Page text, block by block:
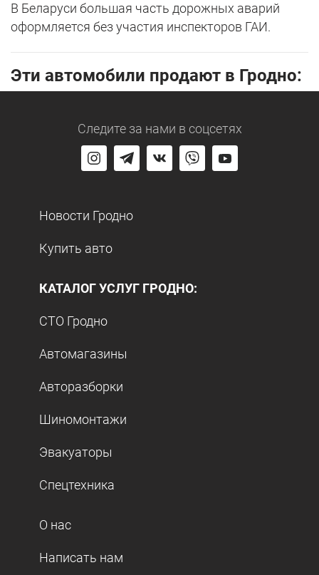
В Беларуси большая часть дорожных аварий
оформляется без участия инспекторов ГАИ.
Эти автомобили продают в Гродно:
Следите за нами в соцсетях
Новости Гродно
Купить авто
КАТАЛОГ УСЛУГ ГРОДНО:
СТО Гродно
Автомагазины
Авторазборки
Шиномонтажи
Эвакуаторы
Спецтехника
О нас
Написать нам